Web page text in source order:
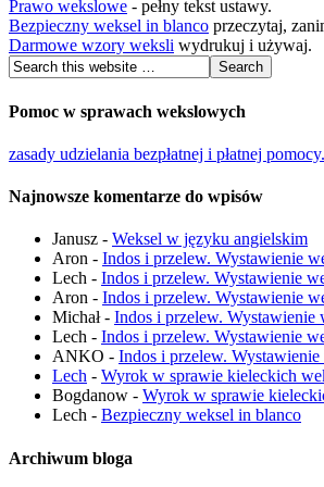
Prawo wekslowe - pełny tekst ustawy.
Bezpieczny weksel in blanco przeczytaj,
Darmowe wzory weksli wydrukuj i używaj.
Pomoc w sprawach wekslowych
zasady udzielania bezpłatnej i płatnej pomocy.
Najnowsze komentarze do wpisów
Janusz - Weksel w języku angielskim
Aron - Indos i przelew. Wystawienie
Lech - Indos i przelew. Wystawienie
Aron - Indos i przelew. Wystawienie
Michał- Indos i przelew. Wystawienie
Lech - Indos i przelew. Wystawienie
ANKO - Indos i przelew.
Lech - Wyrok w sprawie kieleckich
Bogdanow - Wyrok w sprawie
Lech - Bezpieczny weksel in blanco
Archiwum bloga